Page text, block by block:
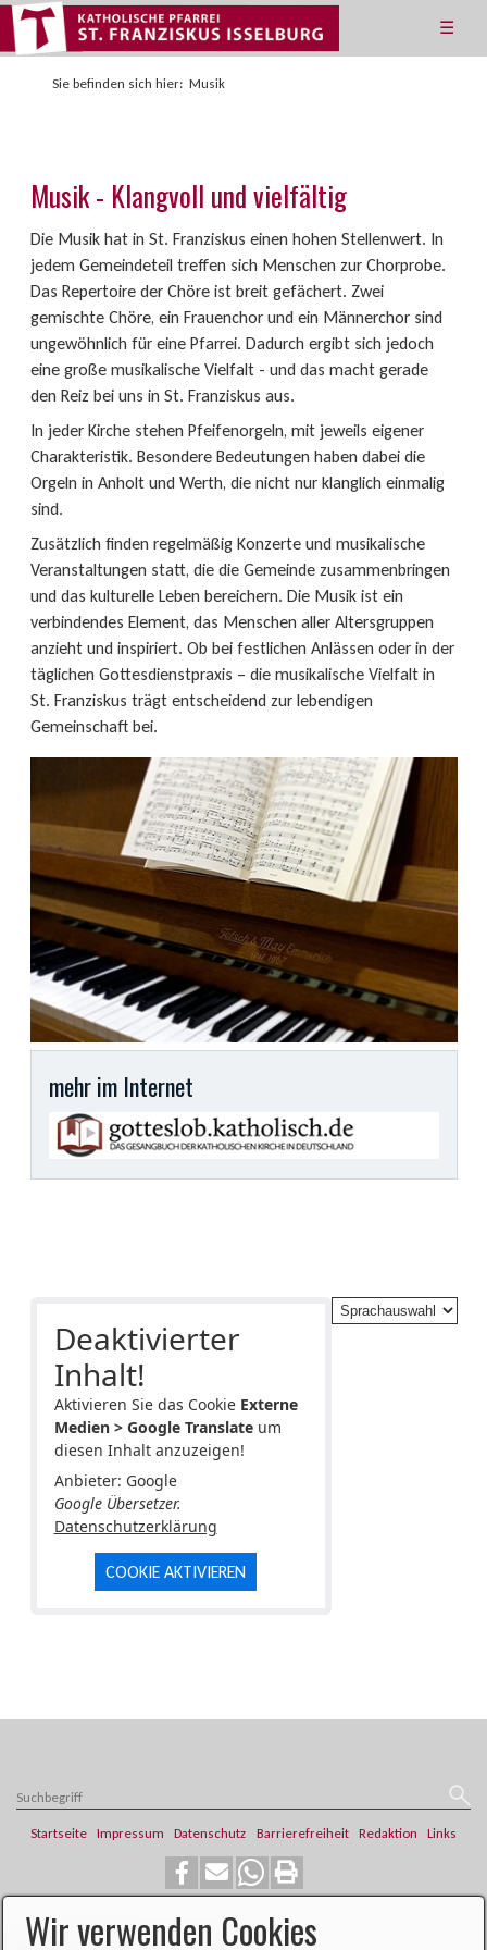
☰
Sie befinden sich hier: Musik
Musik - Klangvoll und vielfältig
Die Musik hat in St. Franziskus einen hohen Stellenwert. In
jedem Gemeindeteil treffen sich Menschen zur Chorprobe.
Das Repertoire der Chöre ist breit gefächert. Zwei
gemischte Chöre, ein Frauenchor und ein Männerchor sind
ungewöhnlich für eine Pfarrei. Dadurch ergibt sich jedoch
eine große musikalische Vielfalt - und das macht gerade
den Reiz bei uns in St. Franziskus aus.
In jeder Kirche stehen Pfeifenorgeln, mit jeweils eigener
Charakteristik. Besondere Bedeutungen haben dabei die
Orgeln in Anholt und Werth, die nicht nur klanglich einmalig
sind.
Zusätzlich finden regelmäßig Konzerte und musikalische
Veranstaltungen statt, die die Gemeinde zusammenbringen
und das kulturelle Leben bereichern. Die Musik ist ein
verbindendes Element, das Menschen aller Altersgruppen
anzieht und inspiriert. Ob bei festlichen Anlässen oder in der
täglichen Gottesdienstpraxis – die musikalische Vielfalt in
St. Franziskus trägt entscheidend zur lebendigen
Gemeinschaft bei.
mehr im Internet
Deaktivierter
Inhalt!
Aktivieren Sie das Cookie Externe
Medien > Google Translateum
diesen Inhalt anzuzeigen!
Anbieter: Google
Google Übersetzer.
Datenschutzerklärung
COOKIE AKTIVIEREN
Startseite Impressum Datenschutz Barrierefreiheit Redaktion Links
Wir verwenden Cookies